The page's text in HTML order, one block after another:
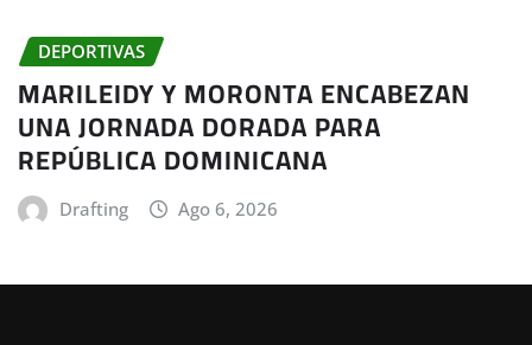
DEPORTIVAS
MARILEIDY Y MORONTA ENCABEZAN
UNA JORNADA DORADA PARA
REPÚBLICA DOMINICANA
Drafting Ago 6, 2026